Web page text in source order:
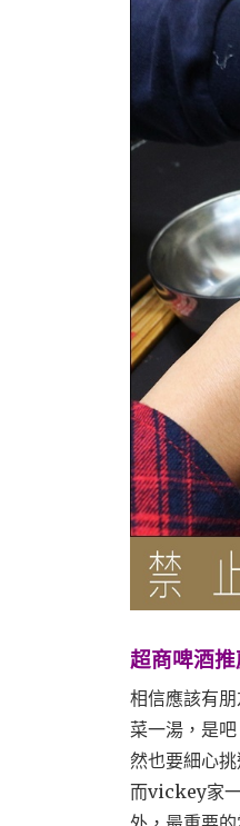
超商啤酒
相信應該有
菜一湯，是
然也要細心挑
而vickey家一